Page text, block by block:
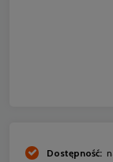
Dostępność: